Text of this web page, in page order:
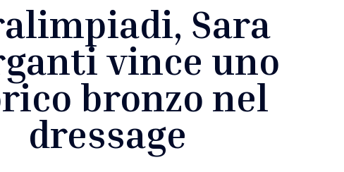
Sara
vince uno
bronzo nel
dressage